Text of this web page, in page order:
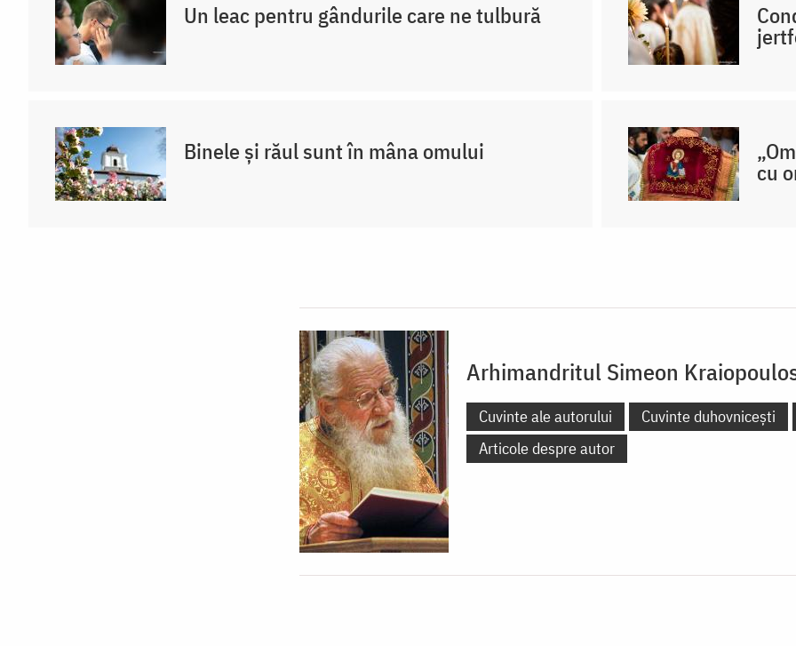
Un leac pentru gândurile care ne tulbură
Binele și răul sunt în mâna omului
cu
Arhimandritul Simeon
Cuvinte ale autorului Cuvinte duhovnicești
Articole despre autor